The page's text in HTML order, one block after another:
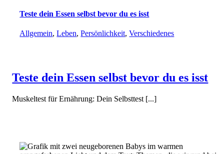
Teste dein Essen selbst bevor du es isst
Allgemein,Leben,Persönlichkeit,Verschiedenes
Teste dein Essen selbst bevor du es isst
Muskeltest für Ernährung: Dein Selbsttest [...]